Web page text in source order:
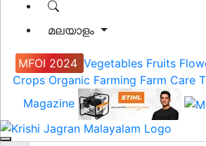
മലയാളം
MFOI 2024 Vegetables Fruits
Crops Organic Farming Farm Care
Magazine